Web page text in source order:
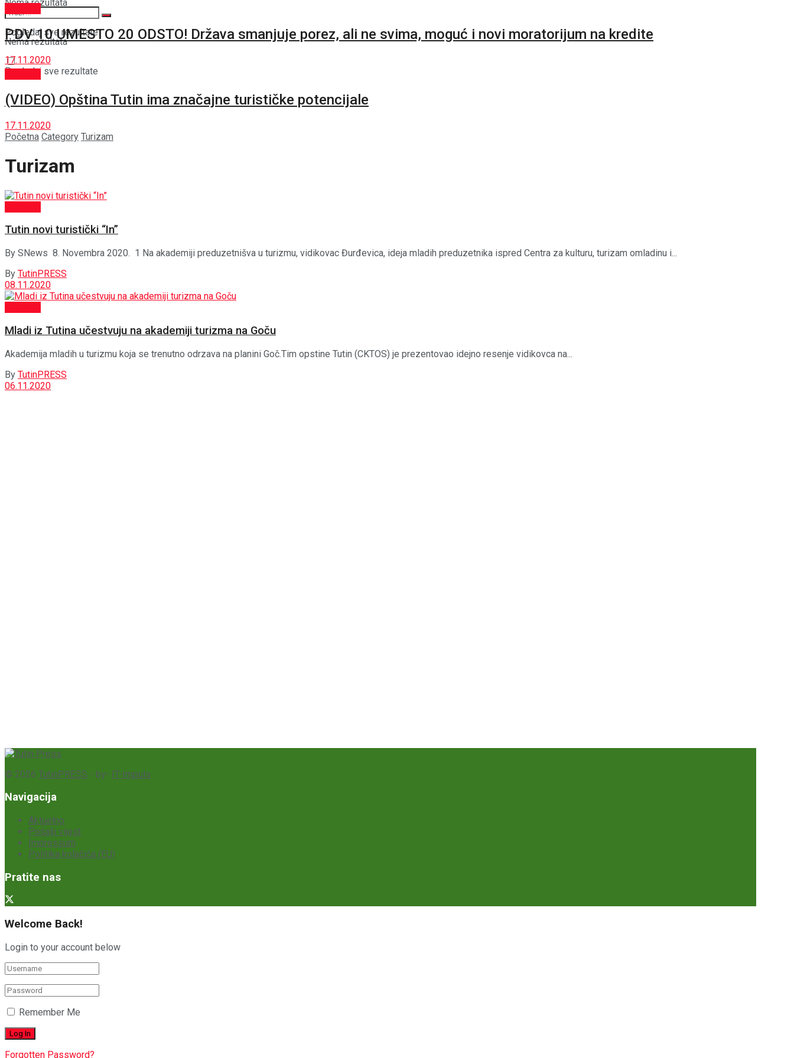
Nema rezultata
Pogledaj sve rezultate
Nema rezultata
Pogledaj sve rezultate
PDV 10 UMESTO 20 ODSTO! Država smanjuje porez, ali ne svima, moguć i novi moratorijum na kredite
17.11.2020
(VIDEO) Opština Tutin ima značajne turističke potencijale
17.11.2020
Početna Category Turizam
Turizam
Tutin novi turistički “In”
By SNews 8. Novembra 2020. 1 Na akademiji preduzetnišva u turizmu, vidikovac Đurđevica, ideja mladih preduzetnika ispred Centra za kulturu, turizam omladinu i...
By TutinPRESS
08.11.2020
Mladi iz Tutina učestvuju na akademiji turizma na Goču
Akademija mladih u turizmu koja se trenutno odrzava na planini Goč.Tim opstine Tutin (CKTOS) je prezentovao idejno resenje vidikovca na...
By TutinPRESS
06.11.2020
© 2026 TutinPRESS - by- IT-Impuls
Navigacija
Aktuelno
Pošalji vijest
Impressum
Politika kolačića (EU)
Pratite nas
Welcome Back!
Login to your account below
Remember Me
Forgotten Password?